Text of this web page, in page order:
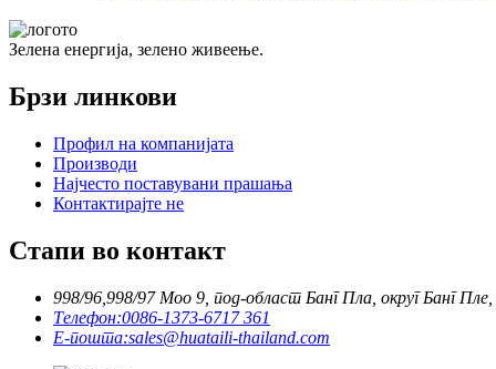
Зелена енергија, зелено живеење.
Брзи линкови
Профил на компанијата
Производи
Најчесто поставувани прашања
Контактирајте не
Стапи во контакт
998/96,998/97 Moo 9, под-област Банг Пла, округ Банг
Телефон:0086-1373-6717 361
Е-пошта:sales@huataili-thailand.com